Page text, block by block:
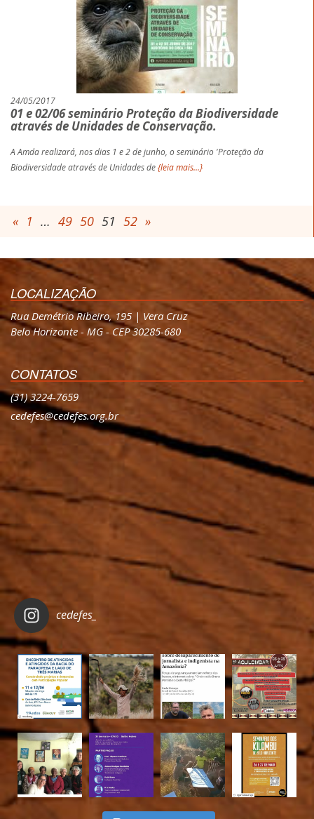
24/05/2017
01 e 02/06 seminário Proteção da Biodiversidade
através de Unidades de Conservação.
A Amda realizará, nos dias 1 e 2 de junho, o seminário 'Proteção da
Biodiversidade através de Unidades de{leia mais...}
« 1 … 49 50 51 52 »
LOCALIZAÇÃO
Rua Demétrio Ribeiro, 195 | Vera Cruz
Belo Horizonte - MG - CEP 30285-680
CONTATOS
(31) 3224-7659
cedefes@cedefes.org.br
cedefes_